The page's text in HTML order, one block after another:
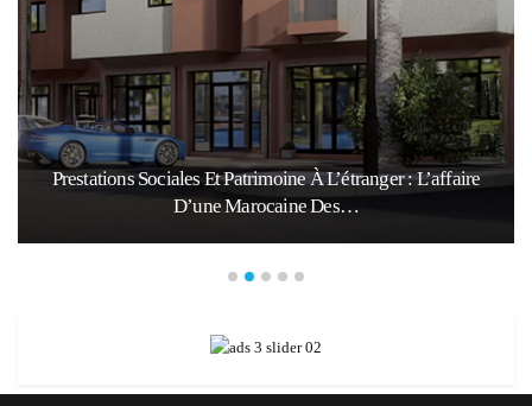
Prestations Sociales Et Patrimoine À L’étranger : L’affaire
D’une Marocaine Des…